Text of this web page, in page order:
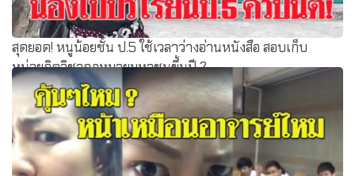
สุดยอด! หนูน้อยชั้น ป.5 ใช้เวลาว่างอ่านหนังสือ สอบเก็บ
หน่วยกิตวิชากฎหมายมหาชนขึ้นปี 2